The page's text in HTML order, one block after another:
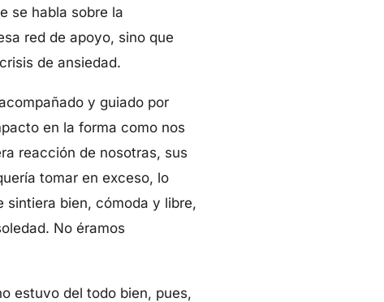
se habla sobre la
red de apoyo, sino que
de ansiedad.
y guiado por
en la forma como nos
reacción de nosotras, sus
tomar en exceso, lo
sintiera bien, cómoda y libre,
No éramos
estuvo del todo bien, pues,